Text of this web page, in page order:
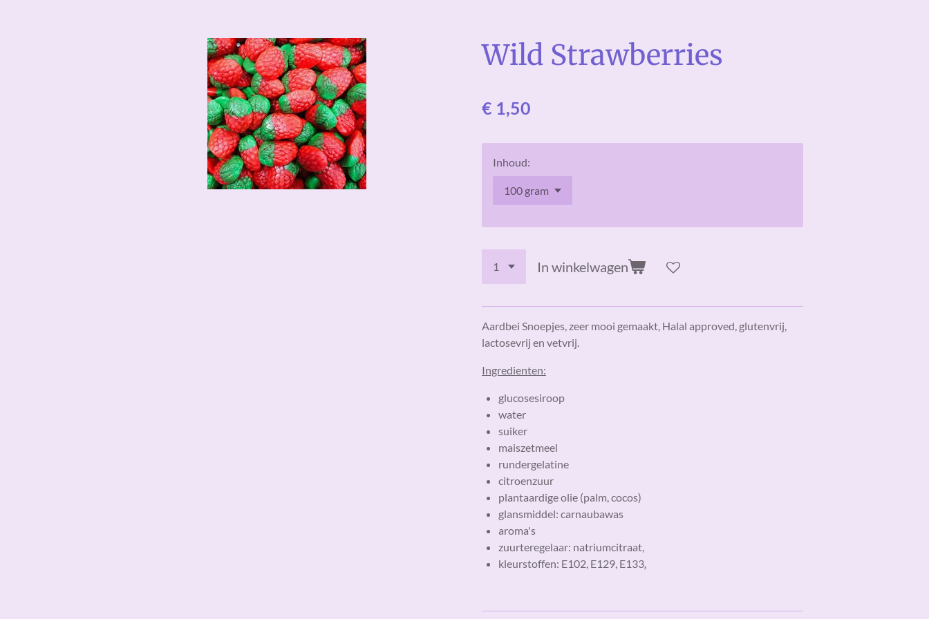
Wild Strawberries
€ 1,50
Inhoud:
In winkelwagen
Aardbei Snoepjes, zeer mooi gemaakt, Halal approved, glutenvrij,
lactosevrij en vetvrij.
Ingredienten:
glucosesiroop
water
suiker
maiszetmeel
rundergelatine
citroenzuur
plantaardige olie (palm, cocos)
glansmiddel: carnaubawas
aroma's
zuurteregelaar: natriumcitraat,
kleurstoffen: E102, E129, E133